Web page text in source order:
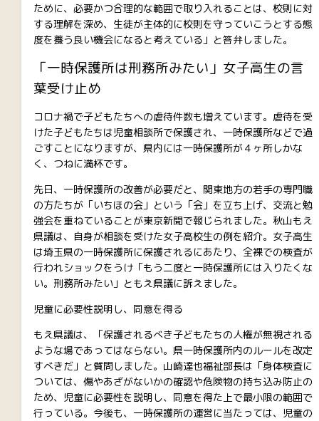
ために、必要かつ合理的な範囲で取り入れることは、校則に対
する理解を深め、生徒が主体的に校則を守っていこうとする態
度を養う良い機会になると考えている」と答弁しました。
「一時保護所は刑務所みたい」女子高生の言
葉受け止め
コロナ禍で子どもたちへの虐待件数も増えています。虐待を受
けた子どもたちは児童相談所で保護され、一時保護所などで過
ごすことになりますが、県内には一時保護所が４ヶ所しかな
く、つねに満杯です。
先日、一時保護所の改善が必要だと、関東地方の若手の専門職
の方たちが「いちほの会」という「会」を立ち上げ、交流と勉
強会を重ねていることが東京新聞で報じられました。秋山もえ
県議は、自身が相談を受けた女子高校生の例を紹介。女子高生
は埼玉県の一時保護所に保護されるにあたり、全裸での検査が
行われショックをうけ「もう二度と一時保護所には入りたくな
い。刑務所みたい」ともえ県議に訴えました。
児童に必要性説明し、同意を得る
もえ県議は、「保護されるべき子どもたちの人権が無視される
ような場であってはならない。県一時保護所内のルールを改定
すべきだ」と質問しました。山崎達也福祉部長は「身体検査に
ついては、傷やあざがないかの確認や危険物の持ち込み防止の
ため、児童に必要性を説明し、同意を得た上で最小限の範囲で
行っている。今後も、一時保護所の運営に当たっては、児童の